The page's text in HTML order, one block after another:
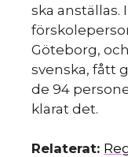
ska anställas.
Göteborg,
svenska, fått
de 94
klarat det.
Relaterat: